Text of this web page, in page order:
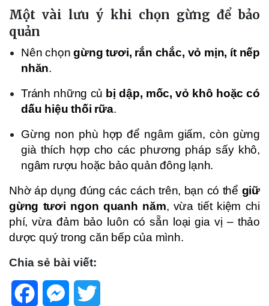
Một vài lưu ý khi chọn gừng để bảo
quản
Nên chọngừng tươi, rắn chắc, vỏ mịn, ít nếp
nhăn.
Tránh những củ bị dập, mốc, vỏ khô hoặc có
dấu hiệu thối rữa.
Gừng non phù hợp để ngâm giấm, còn gừng
già thích hợp cho các phương pháp sấy khô,
ngâm rượu hoặc bảo quản đông lạnh.
Nhờ áp dụng đúng các cách trên, bạn có thể giữ
gừng tươi ngon quanh năm, vừa tiết kiệm chi
phí, vừa đảm bảo luôn có sẵn loại gia vị – thảo
dược quý trong căn bếp của mình.
Chia sẻ bài viết:
FacebookMessenger